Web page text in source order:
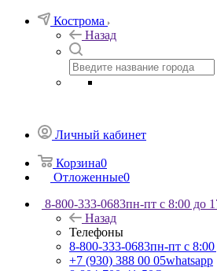
Кострома
Назад
Личный кабинет
Корзина0
Отложенные0
8-800-333-0683пн-пт с 8:00 до
Назад
Телефоны
8-800-333-0683пн-пт с
+7 (930) 388 00 05whatsapp